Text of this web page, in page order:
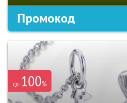
Промокод
до 100%